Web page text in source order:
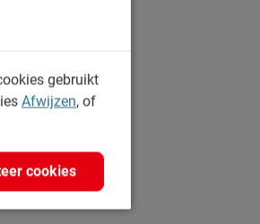
gebruikt
Afwijzen, of
cookies